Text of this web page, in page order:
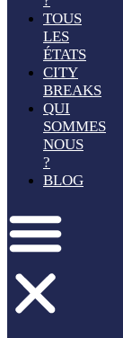
TOUS
LES
ÉTATS
CITY
BREAKS
QUI
SOMMES
NOUS
?
BLOG